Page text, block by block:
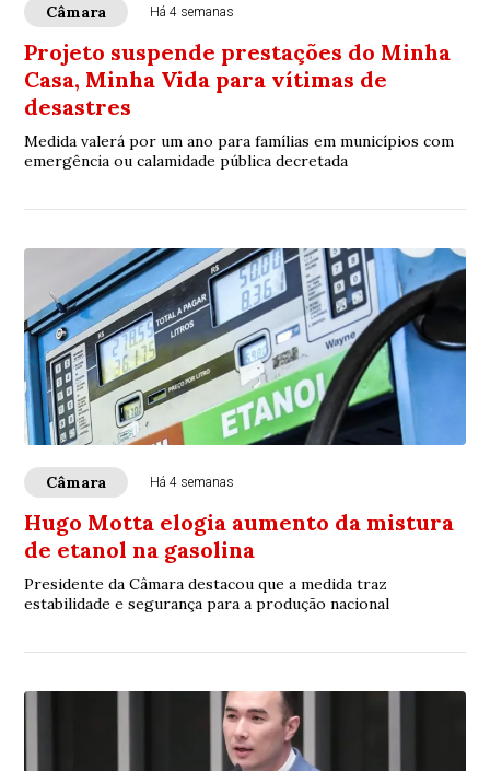
Câmara Há 4 semanas
Projeto suspende prestações do Minha
Casa, Minha Vida para vítimas de
desastres
Medida valerá por um ano para famílias em municípios com
emergência ou calamidade pública decretada
Câmara Há 4 semanas
Hugo Motta elogia aumento da mistura
de etanol na gasolina
Presidente da Câmara destacou que a medida traz
estabilidade e segurança para a produção nacional